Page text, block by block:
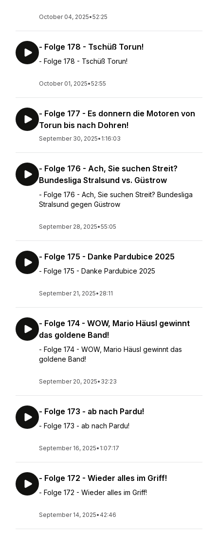
October 04, 2025•52:25
- Folge 178 - Tschüß Torun!
- Folge 178 - Tschüß Torun!
October 01, 2025•52:55
- Folge 177 - Es donnern die Motoren von
Torun bis nach Dohren!
September 30, 2025• 1:16:03
- Folge 176 - Ach, Sie suchen Streit?
Bundesliga Stralsund vs. Güstrow
- Folge 176 - Ach, Sie suchen Streit? Bundesliga
Stralsund gegen Güstrow
September 28, 2025•55:05
- Folge 175 - Danke Pardubice 2025
- Folge 175 - Danke Pardubice 2025
September 21, 2025• 28:11
- Folge 174 - WOW, Mario Häusl gewinnt
das goldene Band!
- Folge 174 - WOW, Mario Häusl gewinnt das
goldene Band!
September 20, 2025• 32:23
- Folge 173 - ab nach Pardu!
- Folge 173 - ab nach Pardu!
September 16, 2025• 1:07:17
- Folge 172 - Wieder alles im Griff!
- Folge 172 - Wieder alles im Griff!
September 14, 2025• 42:46